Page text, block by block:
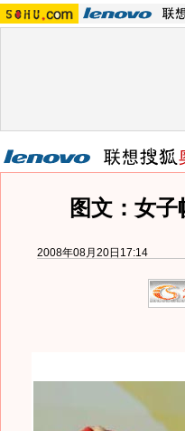
图文：女
2008年08月20日17:14